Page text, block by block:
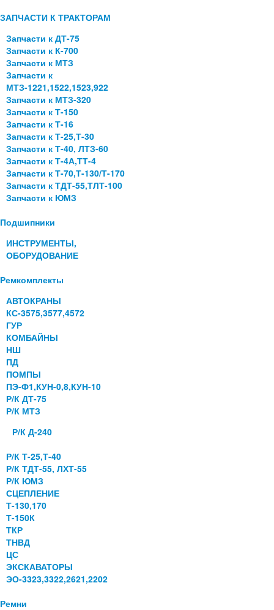
ЗАПЧАСТИ К ТРАКТОРАМ
Запчасти к ДТ-75
Запчасти к К-700
Запчасти к МТЗ
Запчасти к
МТЗ-1221,1522,1523,922
Запчасти к МТЗ-320
Запчасти к Т-150
Запчасти к Т-16
Запчасти к Т-25,Т-30
Запчасти к Т-40, ЛТЗ-60
Запчасти к Т-4А,ТТ-4
Запчасти к Т-70,Т-130/Т-170
Запчасти к ТДТ-55,ТЛТ-100
Запчасти к ЮМЗ
Подшипники
ИНСТРУМЕНТЫ,
ОБОРУДОВАНИЕ
Ремкомплекты
АВТОКРАНЫ
КС-3575,3577,4572
ГУР
КОМБАЙНЫ
НШ
ПД
ПОМПЫ
ПЭ-Ф1,КУН-0,8,КУН-10
Р/К ДТ-75
Р/К МТЗ
Р/К Д-240
Р/К Т-25,Т-40
Р/К ТДТ-55, ЛХТ-55
Р/К ЮМЗ
СЦЕПЛЕНИЕ
Т-130,170
Т-150К
ТКР
ТНВД
ЦС
ЭКСКАВАТОРЫ
ЭО-3323,3322,2621,2202
Ремни